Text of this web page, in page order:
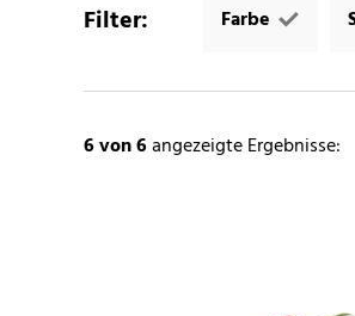
Filter: Farbe
6von 6angezeigte Ergebnisse: